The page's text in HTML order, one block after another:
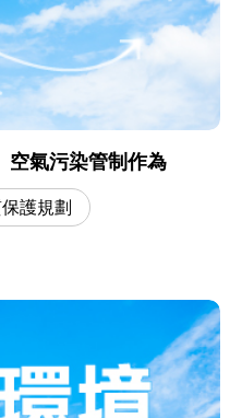
空氣污染管制作為
護規劃